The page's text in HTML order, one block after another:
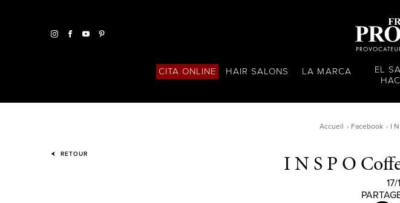
CITA ONLINE HAIR SALONS LA MARCA
EL
Accueil Facebook I
RETOUR I N S P O
17/